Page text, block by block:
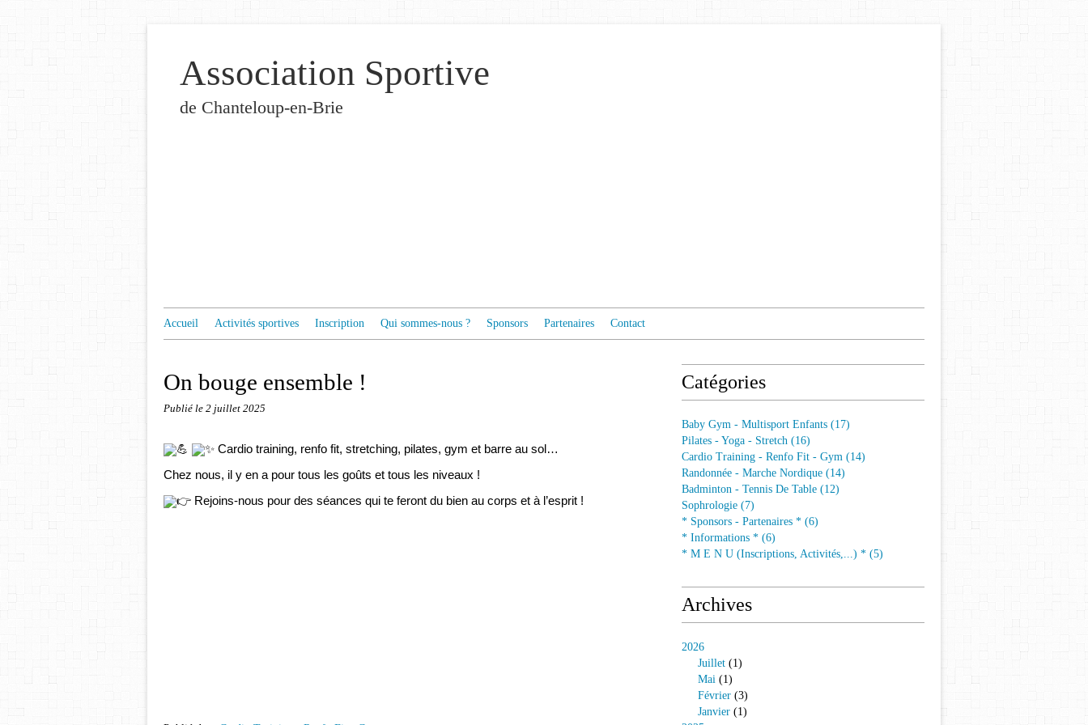
Association Sportive
de Chanteloup-en-Brie
Accueil Activités sportives Inscription Qui sommes-nous ? Sponsors Partenaires Contact
On bouge ensemble !
Publié le 2 juillet 2025
Cardio training, renfo fit, stretching, pilates, gym et barre au sol…
Chez nous, il y en a pour tous les goûts et tous les niveaux !
Rejoins-nous pour des séances qui te feront du bien au corps et à l’esprit !
Catégories
Baby Gym - Multisport Enfants (17)
Pilates - Yoga - Stretch (16)
Cardio Training - Renfo Fit - Gym (14)
Randonnée - Marche Nordique (14)
Badminton - Tennis De Table (12)
Sophrologie (7)
* Sponsors - Partenaires * (6)
* Informations * (6)
* M E N U (Inscriptions, Activités,...) * (5)
Archives
2026
Juillet (1)
Mai (1)
Février (3)
Janvier (1)